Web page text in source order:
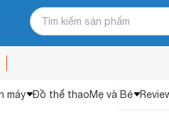
máy Đồ thể thaoMẹ và Bé